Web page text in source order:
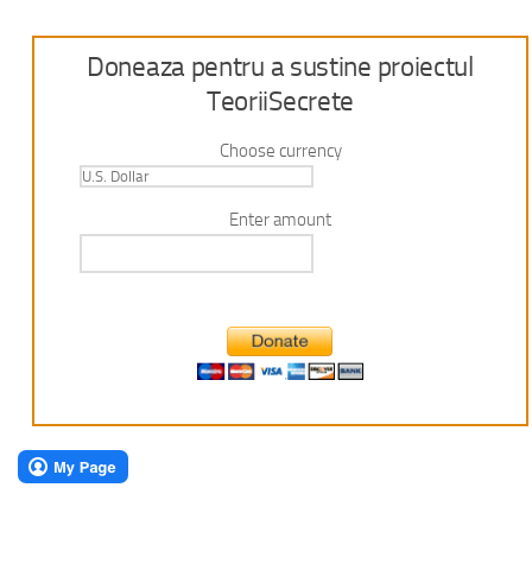
Doneaza pentru a sustine proiectul
TeoriiSecrete
Choose currency
Enter amount